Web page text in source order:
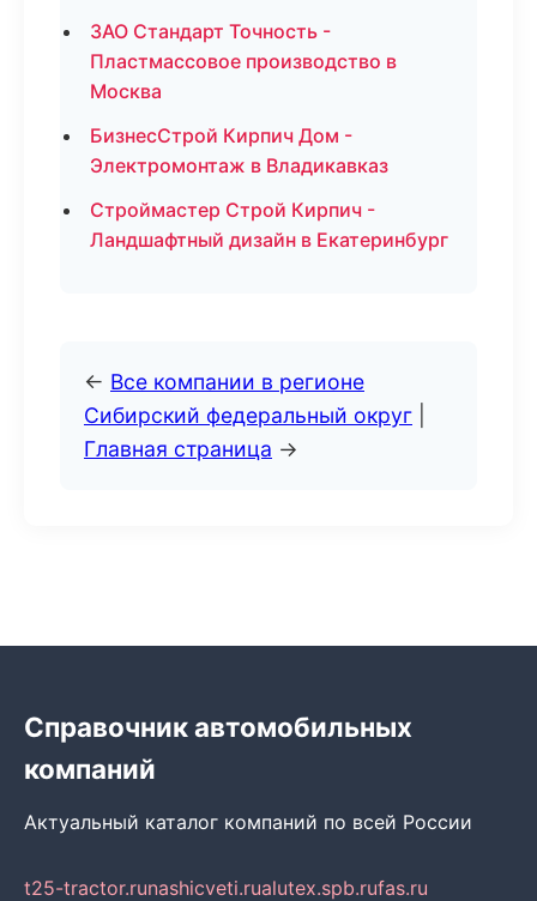
ЗАО Стандарт Точность -
Пластмассовое производство в
Москва
БизнесСтрой Кирпич Дом -
Электромонтаж в Владикавказ
Строймастер Строй Кирпич -
Ландшафтный дизайн в Екатеринбург
← Все компании в регионе
Сибирский федеральный округ
Главная страница →
Справочник автомобильных
компаний
Актуальный каталог компаний по всей России
t25-tractor.runashicveti.rualutex.spb.rufas.ru